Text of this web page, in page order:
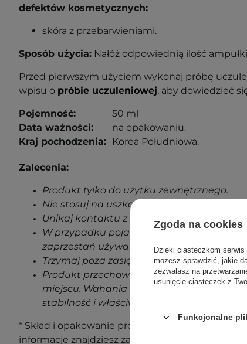
defektów kosmetycznych:
skóra z przebarwieniami.
Sposób użycia: Nałóż odpowiednią ilość
Przed pierwszym użyciem wykonaj próbę
wpisu o próbie uczuleniowej, aby dowiedzieć
Pojemność:
50 ml
Data ważności:
na opakowaniu.
Kraj pochodzenia:
Korea Południowa.
Zalecenia:
Produkt tylko do użytku zewnętrznego.
Nie stosuj na uszkodzoną skórę.
Unikaj kontaktu z oczami.
W przypadku pojawienia się jakichkolwiek
zaprzestań używania produktu.
Trzymaj poza zasięgiem dzieci.
Produkt przechowuj w temperaturze
miejscu. Wahania temperatur podczas
stabilność i właściwości produktu.
* Skład i opakowanie produktu mogą ulec
informacje znajdziesz zawsze na opakowaniu.
Zgoda na cookies
Dzięki ciasteczkom serwis
możesz sprawdzić, jakie
zezwalasz na
usunięcie ciasteczek z
Funkcjonalne